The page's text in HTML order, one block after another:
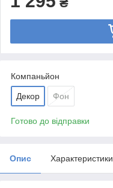
Компаньйон
Декор Фон
Готово до відправки
Опис Характеристики